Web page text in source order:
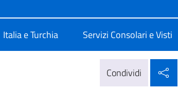
Italia e Turchia Servizi Consolari e Visti
Condividi